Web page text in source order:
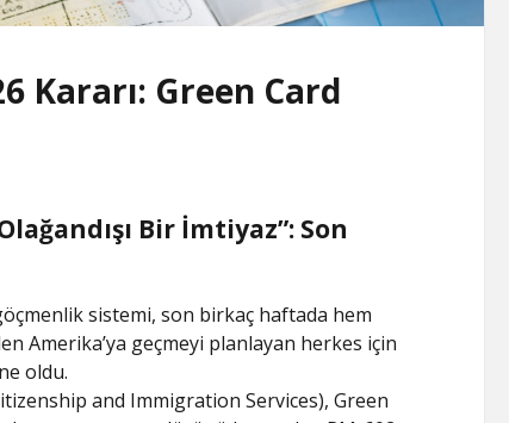
Kararı: Green Card
Bir İmtiyaz”: Son
sistemi, son birkaç haftada hem
Amerika’ya geçmeyi planlayan herkes için
oldu.
and Immigration Services), Green